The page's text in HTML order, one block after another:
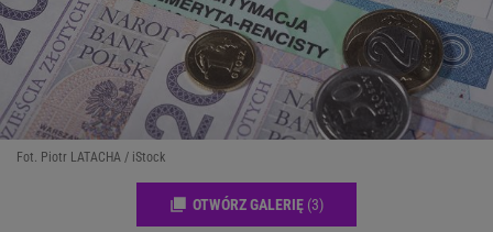
Fot. Piotr LATACHA / iStock
OTWÓRZ GALERIĘ (3)